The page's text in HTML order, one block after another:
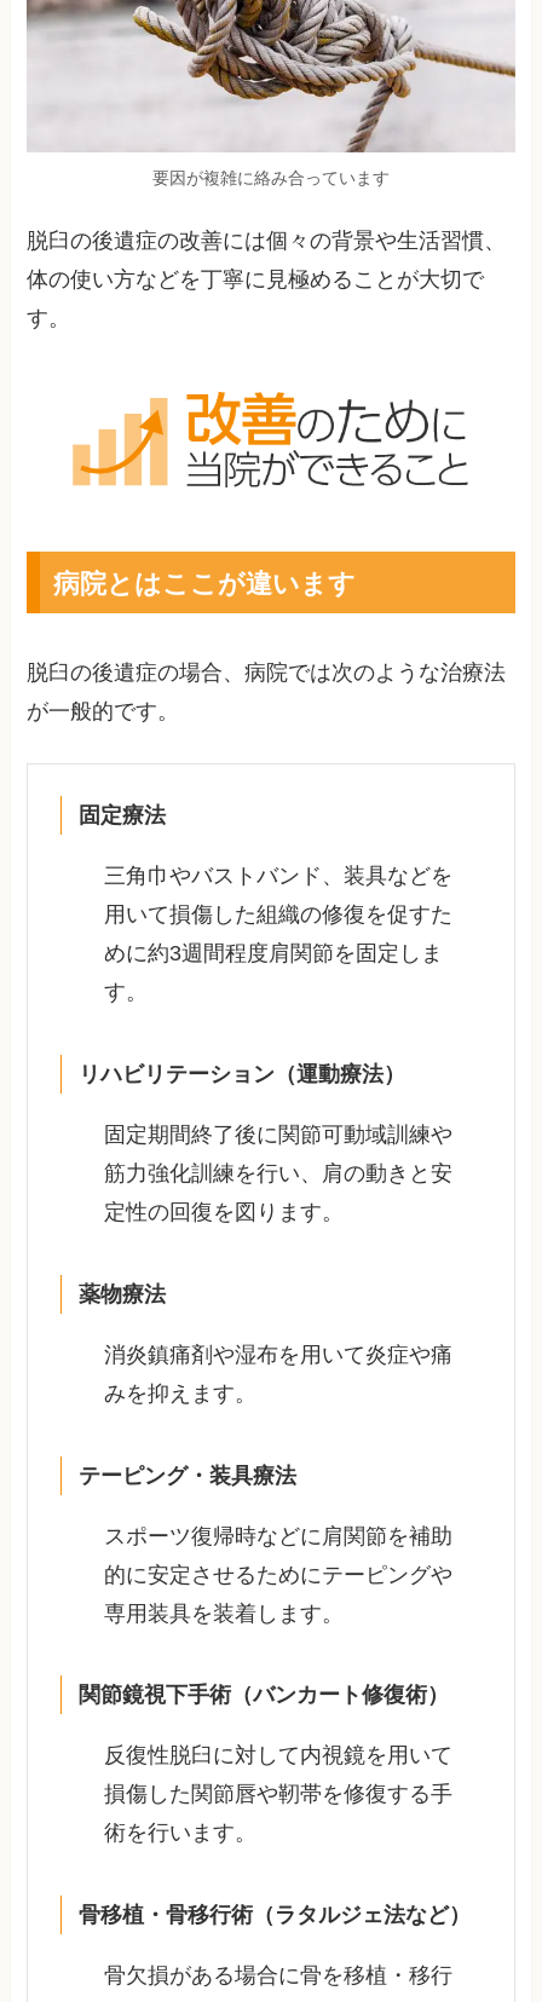
要因が複雑に絡み合っています
脱臼の後遺症の改善には個々の背景や生活習慣、
体の使い方などを丁寧に見極めることが大切で
す。
病院とはここが違います
脱臼の後遺症の場合、病院では次のような治療法
が一般的です。
固定療法
三角巾やバストバンド、装具などを
用いて損傷した組織の修復を促すた
めに約3週間程度肩関節を固定しま
す。
リハビリテーション（運動療法）
固定期間終了後に関節可動域訓練や
筋力強化訓練を行い、肩の動きと安
定性の回復を図ります。
薬物療法
消炎鎮痛剤や湿布を用いて炎症や痛
みを抑えます。
テーピング・装具療法
スポーツ復帰時などに肩関節を補助
的に安定させるためにテーピングや
専用装具を装着します。
関節鏡視下手術（バンカート修復術）
反復性脱臼に対して内視鏡を用いて
損傷した関節唇や靭帯を修復する手
術を行います。
骨移植・骨移行術（ラタルジェ法など）
骨欠損がある場合に骨を移植・移行